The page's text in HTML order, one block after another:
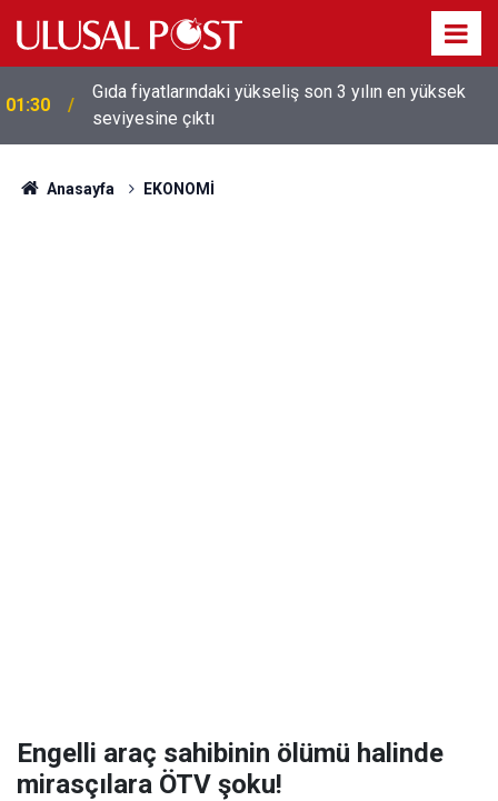
01:26
Galatasaray'dan sekiz kişi hakkında savcılığa suç
duyurusu
Anasayfa EKONOMİ
Engelli araç sahibinin ölümü halinde
mirasçılara ÖTV şoku!